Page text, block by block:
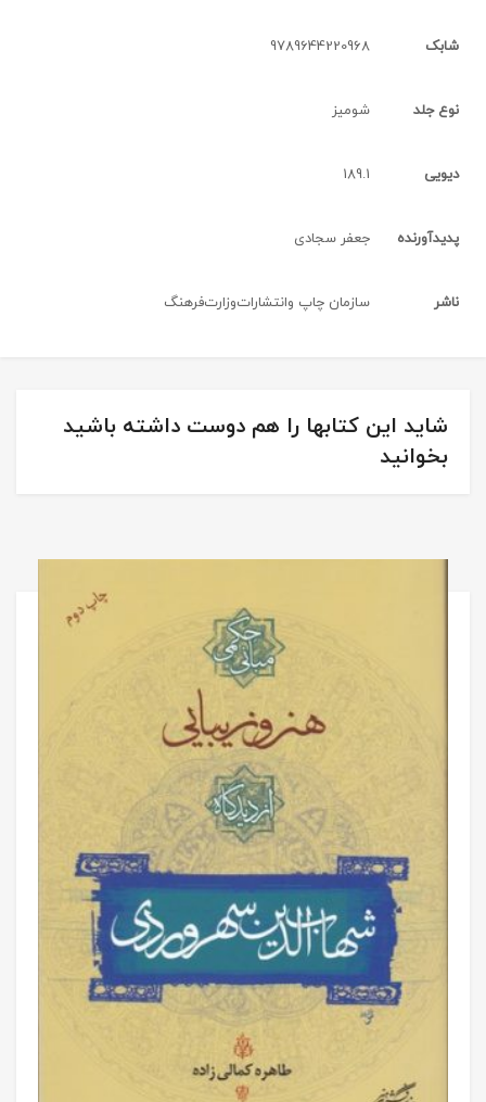
شابک 9789644220968
نوع جلد شومیز
دیویی 189.1
پدیدآورنده جعفر سجادی
ناشر سازمان‌ چاپ‌ وانتشارات‌وزارت‌فرهنگ‌
شاید این کتابها را هم دوست داشته باشید
بخوانید